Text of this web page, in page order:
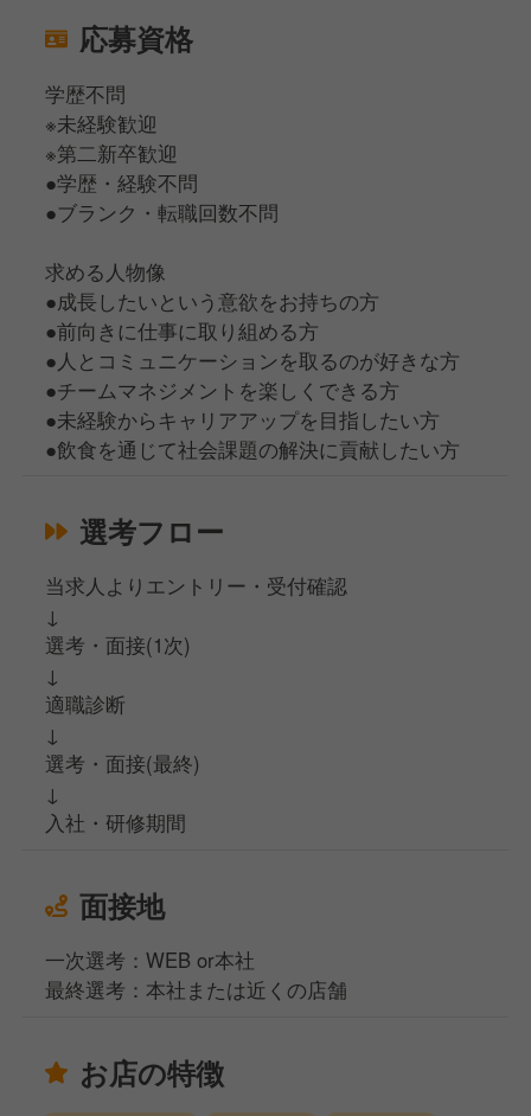
応募資格
学歴不問
※未経験歓迎
※第二新卒歓迎
●学歴・経験不問
●ブランク・転職回数不問
求める人物像
●成長したいという意欲をお持ちの方
●前向きに仕事に取り組める方
●人とコミュニケーションを取るのが好きな方
●チームマネジメントを楽しくできる方
●未経験からキャリアアップを目指したい方
●飲食を通じて社会課題の解決に貢献したい方
選考フロー
当求人よりエントリー・受付確認
↓
選考・面接(1次)
↓
適職診断
↓
選考・面接(最終)
↓
入社・研修期間
面接地
一次選考：WEB or本社
最終選考：本社または近くの店舗
お店の特徴